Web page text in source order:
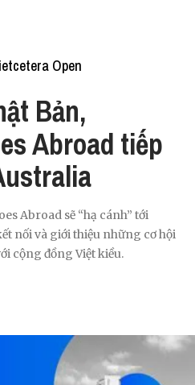
Open
Bản,
Abroad tiếp
Abroad sẽ “hạ cánh” tới
nối và giới thiệu những cơ hội
cộng đồng Việt kiều.